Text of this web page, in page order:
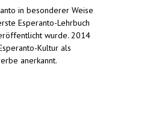
in besonderer Weise
Esperanto-Lehrbuch
wurde. 2014
Kultur als
anerkannt.